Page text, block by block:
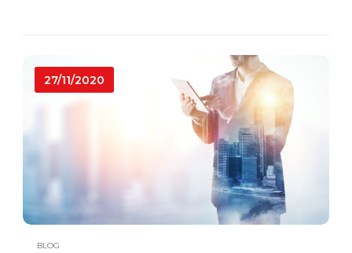
27/11/2020
BLOG